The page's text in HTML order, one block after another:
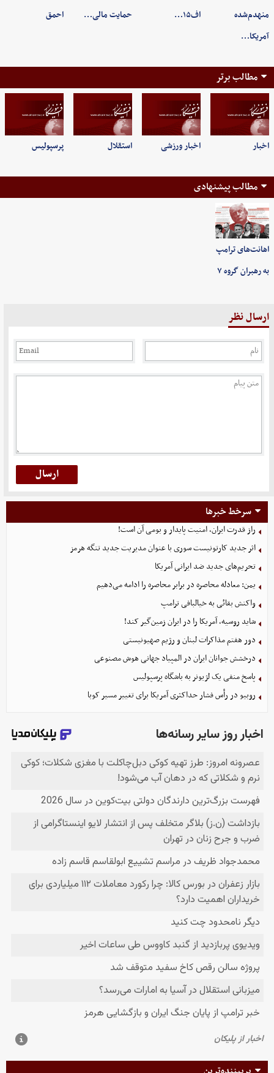
منهدم‌شده
آمریکا…
اف۱۵…
حمایت مالی…
احمق
مطالب برتر
اخبار اخبار ورزشی استقلال پرسپولیس
مطالب پیشنهادی
اهانت‌های ترامپ
به رهبران گروه ۷
ارسال نظر
سرخط خبرها
راز قدرت ایران، امنیت پایدار و بومی آن است!
اثر جدید کارتونیست سوری با عنوان مدیریت جدید تنگه هرمز
تحریم‌های جدید ضد ایرانی آمریکا
یمن: معادله محاصره در برابر محاصره را ادامه می‌دهیم
واکنش بقائی به خیالبافی ترامپ
شاید روسیه، آمریکا را در ایران زمین‌گیر کند!
دور هفتم مذاکرات لبنان و رژیم صهیونیستی
درخشش جوانان ایران در المپیاد جهانی هوش مصنوعی
پاسخ منفی یک لژیونر به باشگاه پرسپولیس
روبیو در رأس فشار حداکثری آمریکا برای تغییر مسیر کوبا